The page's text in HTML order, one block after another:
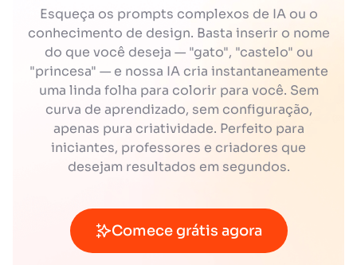
Esqueça os prompts complexos de IA ou o
conhecimento de design. Basta inserir o nome
do que você deseja — "gato", "castelo" ou
"princesa" — e nossa IA cria instantaneamente
uma linda folha para colorir para você. Sem
curva de aprendizado, sem configuração,
apenas pura criatividade. Perfeito para
iniciantes, professores e criadores que
desejam resultados em segundos.
Comece grátis agora